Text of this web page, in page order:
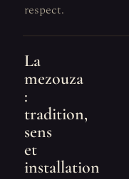
respect.
La
mezouza
:
tradition,
sens
et
installation